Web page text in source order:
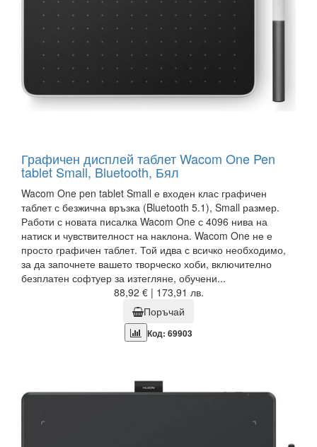
Графичен дисплей таблет Wacom One Pen
tablet Small, Bluetooth, Бял
Wacom One pen tablet Small е входен клас графичен
таблет с безжична връзка (Bluetooth 5.1), Small размер.
Работи с новата писалка Wacom One с 4096 нива на
натиск и чувствителност на наклона. Wacom One не е
просто графичен таблет. Той идва с всичко необходимо,
за да започнете вашето творческо хоби, включително
безплатен софтуер за изтегляне, обучени...
88,92 € | 173,91 лв.
Поръчай
Код: 69903